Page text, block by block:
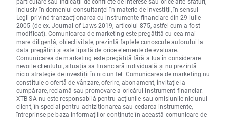
inclusiv în domeniul consultanței în materie de investiții, în sensul
Legii privind tranzacționarea cu instrumente financiare din 29 iulie
2005 (de ex. Journal of Laws 2019, articolul 875, astfel cum a fost
modificat). Comunicarea de marketing este pregătită cu cea mai
mare diligență, obiectivitate, prezintă faptele cunoscute autorului la
data pregătirii și este lipsită de orice elemente de evaluare.
Comunicarea de marketing este pregătită fără a lua în considerare
nevoile clientului, situația sa financiară individuală și nu prezintă
nicio strategie de investiții în niciun fel. Comunicarea de marketing nu
constituie o ofertă de vânzare, oferire, abonament, invitație la
cumpărare, reclamă sau promovare a oricărui instrument financiar.
XTB SA nu este responsabilă pentru acțiunile sau omisiunile niciunui
client, în special pentru achiziționarea sau cedarea instrumente,
întreprinse pe baza informațiilor conținute în această comunicare de